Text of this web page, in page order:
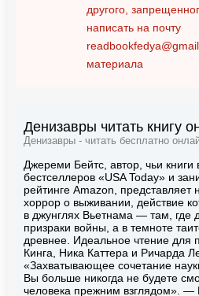
другого,
написать на почту
материала
Денизавры читать книгу
Денизавры - читать бесплатно
Джереми Бейтс, автор, чьи книги
бестселлеров «USA Today» и
рейтинге Amazon,
хоррор о выживании, действие
в джунглях Вьетнама — там, где
призраки войны, а в темноте
древнее. Идеальное чтение для
Кинга, Ника Каттера и Ричарда
«Захватывающее сочетание
Вы больше никогда не будете
человека прежним взглядом». —